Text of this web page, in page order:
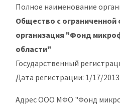
Полное наименование
Общество с
организация "Фонд
области"
Государственный
Дата регистрации: 1/17/2013
Адрес ООО МФО "Фонд